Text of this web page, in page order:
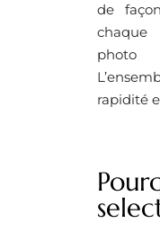
de
chaque
photo
rapidité